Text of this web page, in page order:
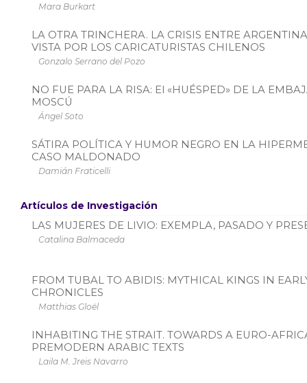
Mara Burkart
LA OTRA TRINCHERA. LA CRISIS ENTRE
VISTA POR LOS CARICATURISTAS CHILENOS
Gonzalo Serrano del Pozo
NO FUE PARA LA RISA: El «HUÉSPED» DE LA
MOSCÚ
Ángel Soto
SÁTIRA POLÍTICA Y HUMOR NEGRO EN LA
CASO MALDONADO
Damián Fraticelli
Artículos de Investigación
LAS MUJERES DE LIVIO: EXEMPLA, PASADO Y
Catalina Balmaceda
FROM TUBAL TO ABIDIS: MYTHICAL KINGS IN
CHRONICLES
Matthias Gloël
INHABITING THE STRAIT. TOWARDS A EURO-
PREMODERN ARABIC TEXTS
Laila M. Jreis Navarro